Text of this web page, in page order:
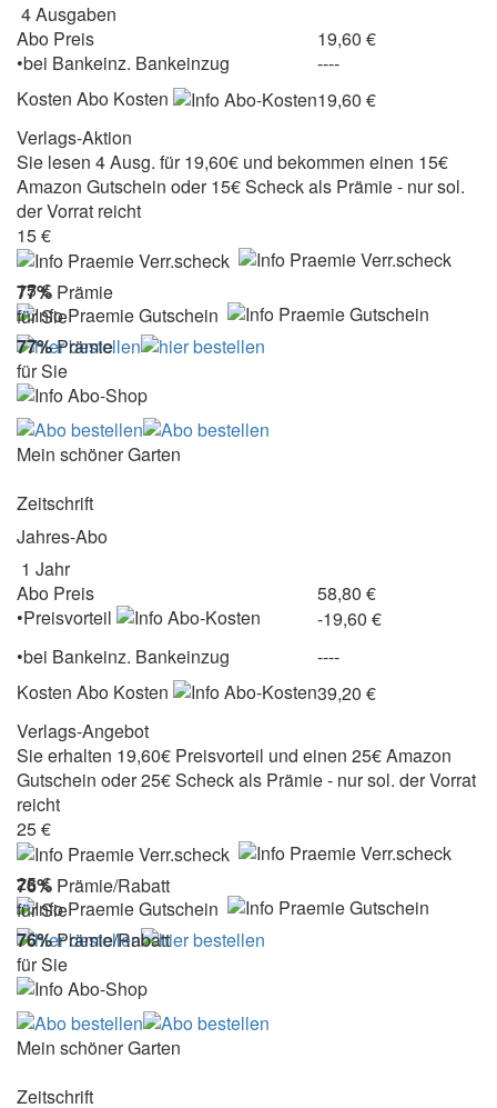
4 Ausgaben
Abo Preis
19,60 €
•bei Bankeinz. Bankeinzug
----
Kosten Abo Kosten
19,60 €
Verlags-Aktion
Sie lesen 4 Ausg. für 19,60€ und bekommen einen 15€
Amazon Gutschein oder 15€ Scheck als Prämie - nur sol.
der Vorrat reicht
15 €
77% Prämie
für Sie
15 €
77%Prämie
für Sie
Mein schöner Garten
Zeitschrift
Jahres-Abo
1 Jahr
Abo Preis
58,80 €
•Preisvorteil
-19,60 €
•bei Bankeinz. Bankeinzug
----
Kosten Abo Kosten
39,20 €
Verlags-Angebot
Sie erhalten 19,60€ Preisvorteil und einen 25€ Amazon
Gutschein oder 25€ Scheck als Prämie - nur sol. der Vorrat
reicht
25 €
76% Prämie/Rabatt
für Sie
25 €
76%Prämie/Rabatt
für Sie
Mein schöner Garten
Zeitschrift